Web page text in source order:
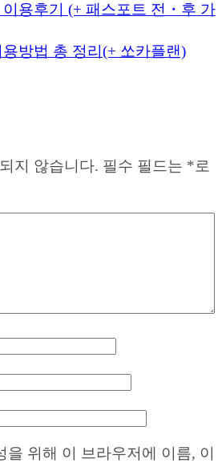
용후기 (+ 패스포트 전・후 가
방법 총 정리(+ 쏘카플랜)
지 않습니다. 필수 필드는 *로
을 위해 이 브라우저에 이름, 이